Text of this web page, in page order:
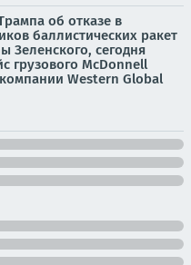
об отказе в
баллистических ракет
Зеленского, сегодня
грузового McDonnell
Western Global